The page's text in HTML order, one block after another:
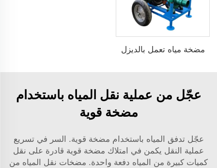
مضخة مياه تعمل بالديزل
عجّل من عملية نقل المياه باستخدام
مضخة قوية
عجّل تدفق المياه باستخدام مضخة قوية. السر في تسريع
عملية النقل يكمن في امتلاك مضخة قوية قادرة على نقل
كميات كبيرة من المياه دفعة واحدة. مضخات نقل المياه من